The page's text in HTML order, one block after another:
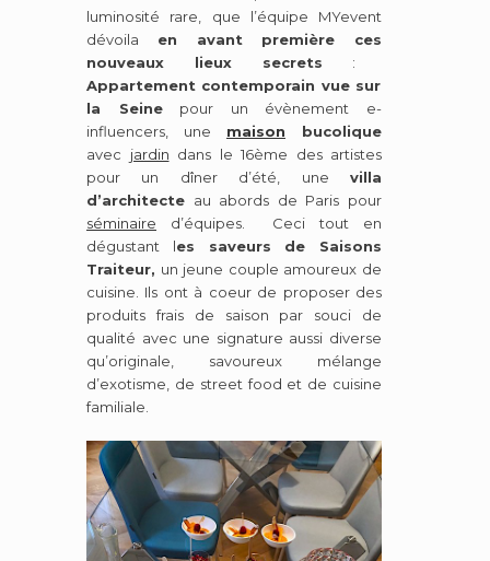
luminosité rare, que l’équipe MYevent
dévoila en avant première ces
nouveaux lieux secrets
:
Appartement contemporain vue sur
la Seinepour un évènement e-
influencers, une maison bucolique
avec jardin dans le 16ème des artistes
pour un dîner d’été, unevilla
d’architecte au abords de Paris pour
séminaire d’équipes. Ceci tout en
dégustant les saveurs de Saisons
Traiteur, un jeune couple amoureux de
cuisine. Ils ont à coeur de proposer des
produits frais de saison par souci de
qualité avec une signature aussi diverse
qu’originale, savoureux mélange
d’exotisme, de street food et de cuisine
familiale.